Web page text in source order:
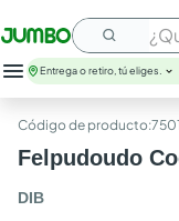
¿Qué
Entrega o retiro, tú eliges.
:
Felpudoudo
DIB